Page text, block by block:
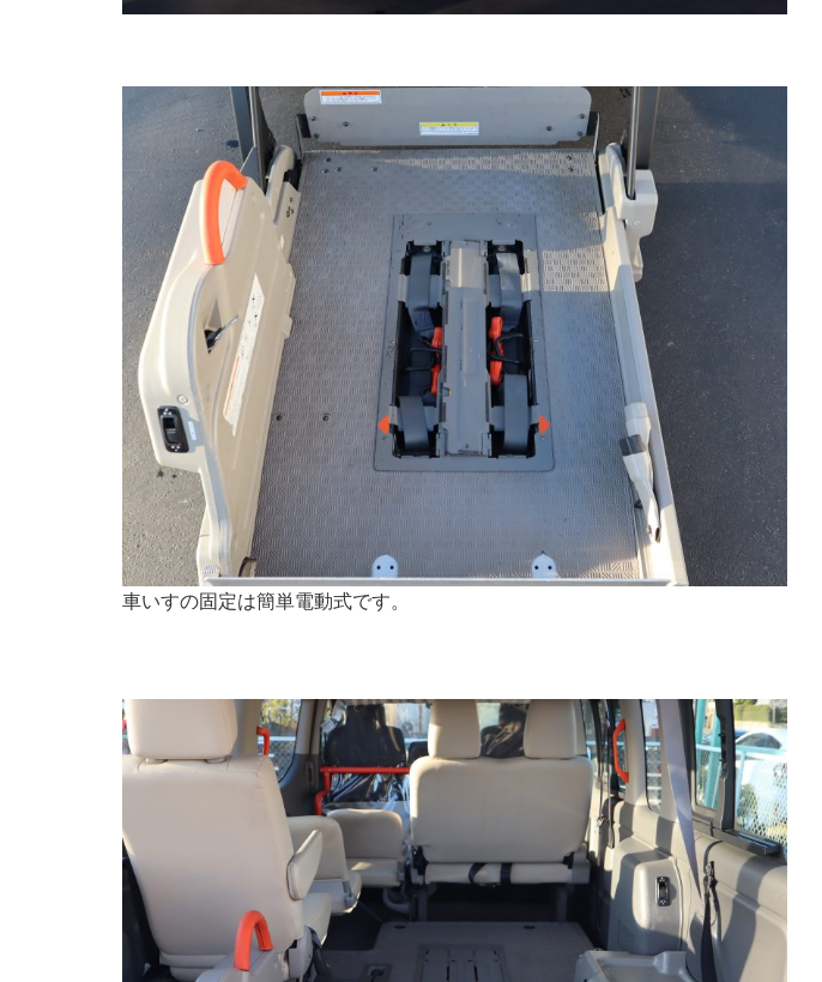
車いすの固定は簡単電動式です。